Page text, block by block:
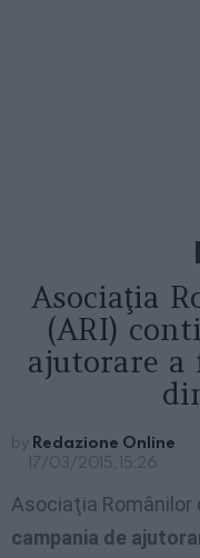
Asociaţia
(ARI)
ajutorare
by Redazione Online
17/03/2015, 15:26
Asociaţia Românilor
campania de